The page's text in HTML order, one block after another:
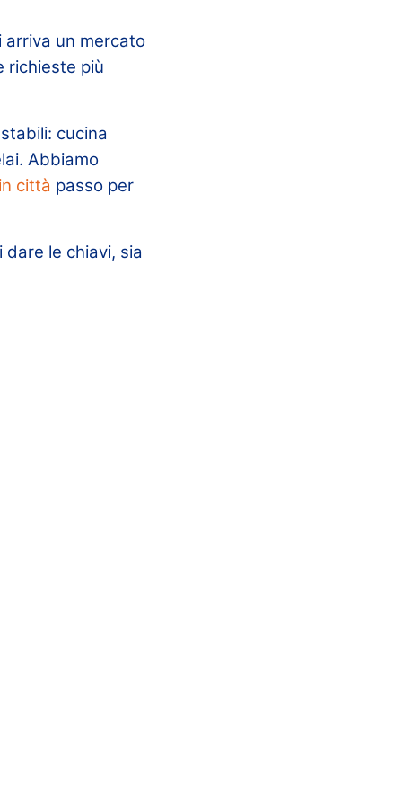
arriva un mercato
richieste più
cucina
Abbiamo
città passo per
le chiavi, sia